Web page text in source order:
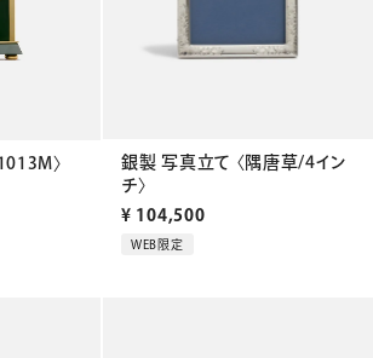
〉
銀製 写真立て 〈隅唐草/4イン
チ〉
¥ 104,500
WEB限定